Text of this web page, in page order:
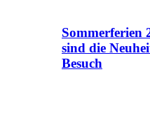
Sommerferien
sind die
Besuch